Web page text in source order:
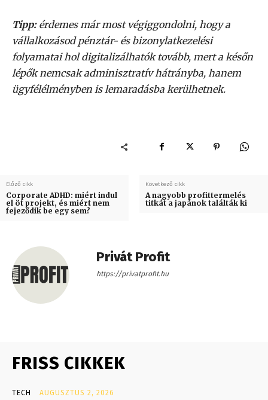
Tipp:érdemes már most végiggondolni, hogy a
vállalkozásod pénztár- és bizonylatkezelési
folyamatai hol digitalizálhatók tovább, mert a későn
lépők nemcsak adminisztratív hátrányba, hanem
ügyfélélményben is lemaradásba kerülhetnek.
Előző cikk
Corporate ADHD: miért indul
el öt projekt, és miért nem
fejeződik be egy sem?
Következő cikk
A nagyobb profittermelés
titkát a japánok találták ki
Privát Profit
https://privatprofit.hu
FRISS CIKKEK
TECH AUGUSZTUS 2, 2026